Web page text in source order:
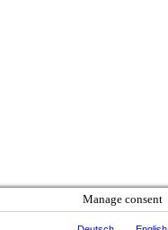
Manage consent